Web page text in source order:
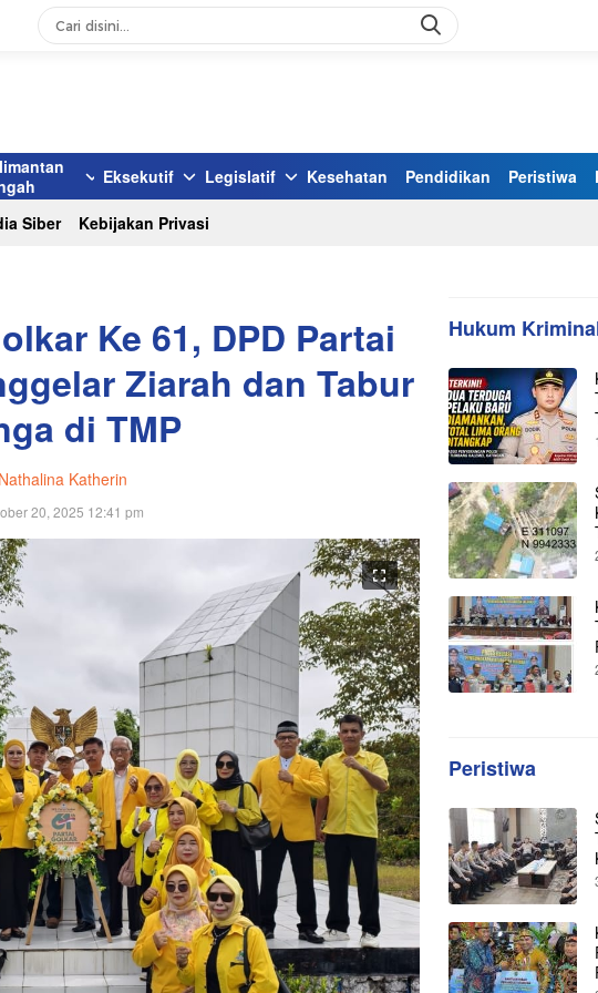
Eksekutif Legislatif Kesehatan Pendidikan Peristiwa
Siber Kebijakan Privasi
Ke 61, DPD Partai
Ziarah dan Tabur
di TMP
Katherin
20, 2025 12:41 pm
Hukum
Peristiwa